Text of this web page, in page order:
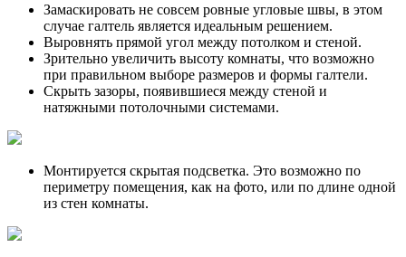
Замаскировать не совсем ровные угловые швы, в этом
случае галтель является идеальным решением.
Выровнять прямой угол между потолком и стеной.
Зрительно увеличить высоту комнаты, что возможно
при правильном выборе размеров и формы галтели.
Скрыть зазоры, появившиеся между стеной и
натяжными потолочными системами.
Монтируется скрытая подсветка. Это возможно по
периметру помещения, как на фото, или по длине одной
из стен комнаты.